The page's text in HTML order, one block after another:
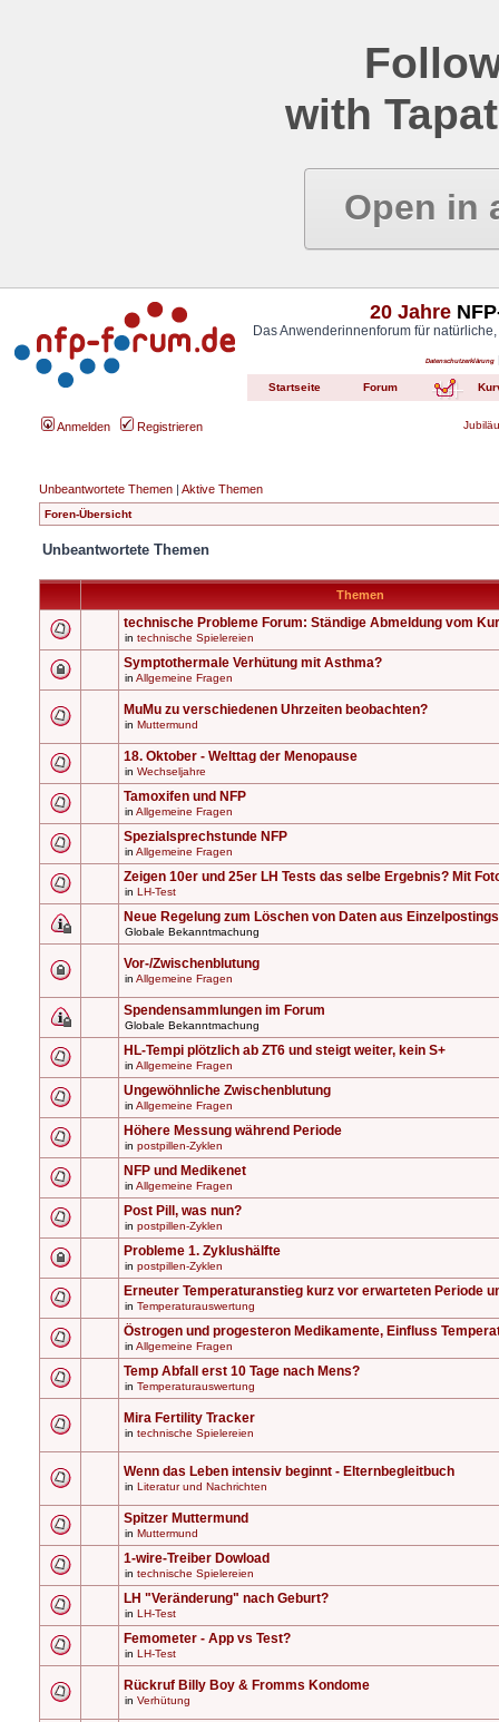
with
Open in
20 Jahre
Das Anwenderinnenforum für
Datenschutzerklärung
Startseite Forum
Anmelden Registrieren
Unbeantwortete Themen | Aktive Themen
Foren-Übersicht
Unbeantwortete Themen
Themen
technische Probleme Forum: Ständige Abmeldung vom
in technische Spielereien
Symptothermale Verhütung mit Asthma?
in Allgemeine Fragen
MuMu zu verschiedenen Uhrzeiten beobachten?
in Muttermund
18. Oktober - Welttag der Menopause
in Wechseljahre
Tamoxifen und NFP
in Allgemeine Fragen
Spezialsprechstunde NFP
in Allgemeine Fragen
Zeigen 10er und 25er LH Tests das selbe Ergebnis? Mit
in LH-Test
Neue Regelung zum Löschen von Daten aus Einzelpostings
Globale Bekanntmachung
Vor-/Zwischenblutung
in Allgemeine Fragen
Spendensammlungen im Forum
Globale Bekanntmachung
HL-Tempi plötzlich ab ZT6 und steigt weiter, kein S+
in Allgemeine Fragen
Ungewöhnliche Zwischenblutung
in Allgemeine Fragen
Höhere Messung während Periode
in postpillen-Zyklen
NFP und Medikenet
in Allgemeine Fragen
Post Pill, was nun?
in postpillen-Zyklen
Probleme 1. Zyklushälfte
in postpillen-Zyklen
Erneuter Temperaturanstieg kurz vor erwarteten Periode
in Temperaturauswertung
Östrogen und progesteron Medikamente, Einfluss
in Allgemeine Fragen
Temp Abfall erst 10 Tage nach Mens?
in Temperaturauswertung
Mira Fertility Tracker
in technische Spielereien
Wenn das Leben intensiv beginnt - Elternbegleitbuch
in Literatur und Nachrichten
Spitzer Muttermund
in Muttermund
1-wire-Treiber Dowload
in technische Spielereien
LH "Veränderung" nach Geburt?
in LH-Test
Femometer - App vs Test?
in LH-Test
Rückruf Billy Boy & Fromms Kondome
in Verhütung